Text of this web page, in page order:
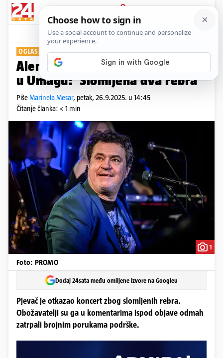
PRIJAVA
Show Komentari
OGLASIO SE NA 'FEJSU'
Alen Vitasović otkazao koncert
u Umagu: 'Slomljena dva rebra'
PišeMarinela Mesar, petak, 26.9.2025. u 14:45
Čitanje članka: < 1 min
1
Foto: PROMO
Dodaj 24sata među omiljene izvore na Googleu
Pjevač je otkazao koncert zbog slomljenih rebra.
Obožavatelji su ga u komentarima ispod objave odmah
zatrpali brojnim porukama podrške.